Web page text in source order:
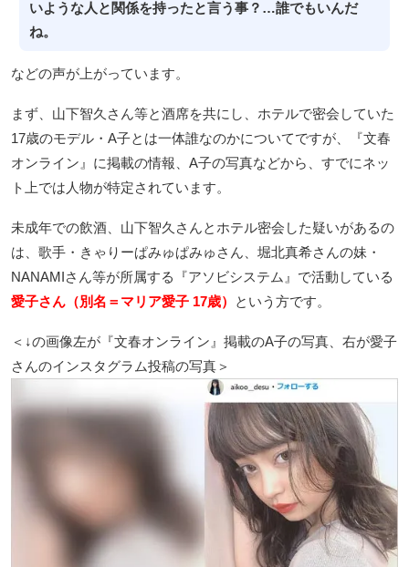
いような人と関係を持ったと言う事？…誰でもいんだ
ね。
などの声が上がっています。
まず、山下智久さん等と酒席を共にし、ホテルで密会していた
17歳のモデル・A子とは一体誰なのかについてですが、『文春
オンライン』に掲載の情報、A子の写真などから、すでにネッ
ト上では人物が特定されています。
未成年での飲酒、山下智久さんとホテル密会した疑いがあるの
は、歌手・きゃりーぱみゅぱみゅさん、堀北真希さんの妹・
NANAMIさん等が所属する『アソビシステム』で活動している
愛子さん（別名＝マリア愛子 17歳）
という方です。
＜↓の画像左が『文春オンライン』掲載のA子の写真、右が愛子
さんのインスタグラム投稿の写真＞